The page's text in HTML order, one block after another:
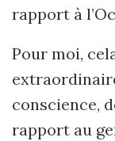
rapport à
Pour moi,
conscience,
rapport au